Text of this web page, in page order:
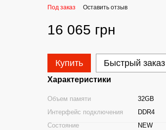
Под заказ Оставить отзыв
16 065 грн
Купить Быстрый заказ
Характеристики
Объем памяти
32GB
Интерфейс подключения
DDR4
Состояние
NEW